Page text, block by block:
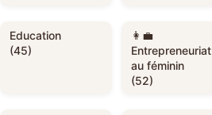
Education
(45)
Entrepreneuriat
au féminin
(52)